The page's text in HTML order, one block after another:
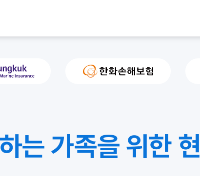
는 가족을 위한 현